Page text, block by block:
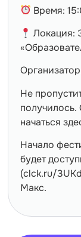
Время:
Локация:
Не
начаться
Начало
будет
(clck.ru/
Макс.